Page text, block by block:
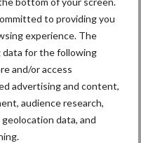
to providing you
experience. The
for the following
and/or access
advertising and content,
audience research,
data, and
Partner nieuws
in het
blijft
en